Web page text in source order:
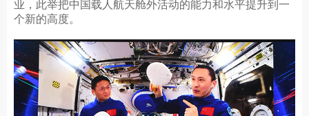
业，此举把中国载人航天舱外活动的能力和水平提升到一
个新的高度。